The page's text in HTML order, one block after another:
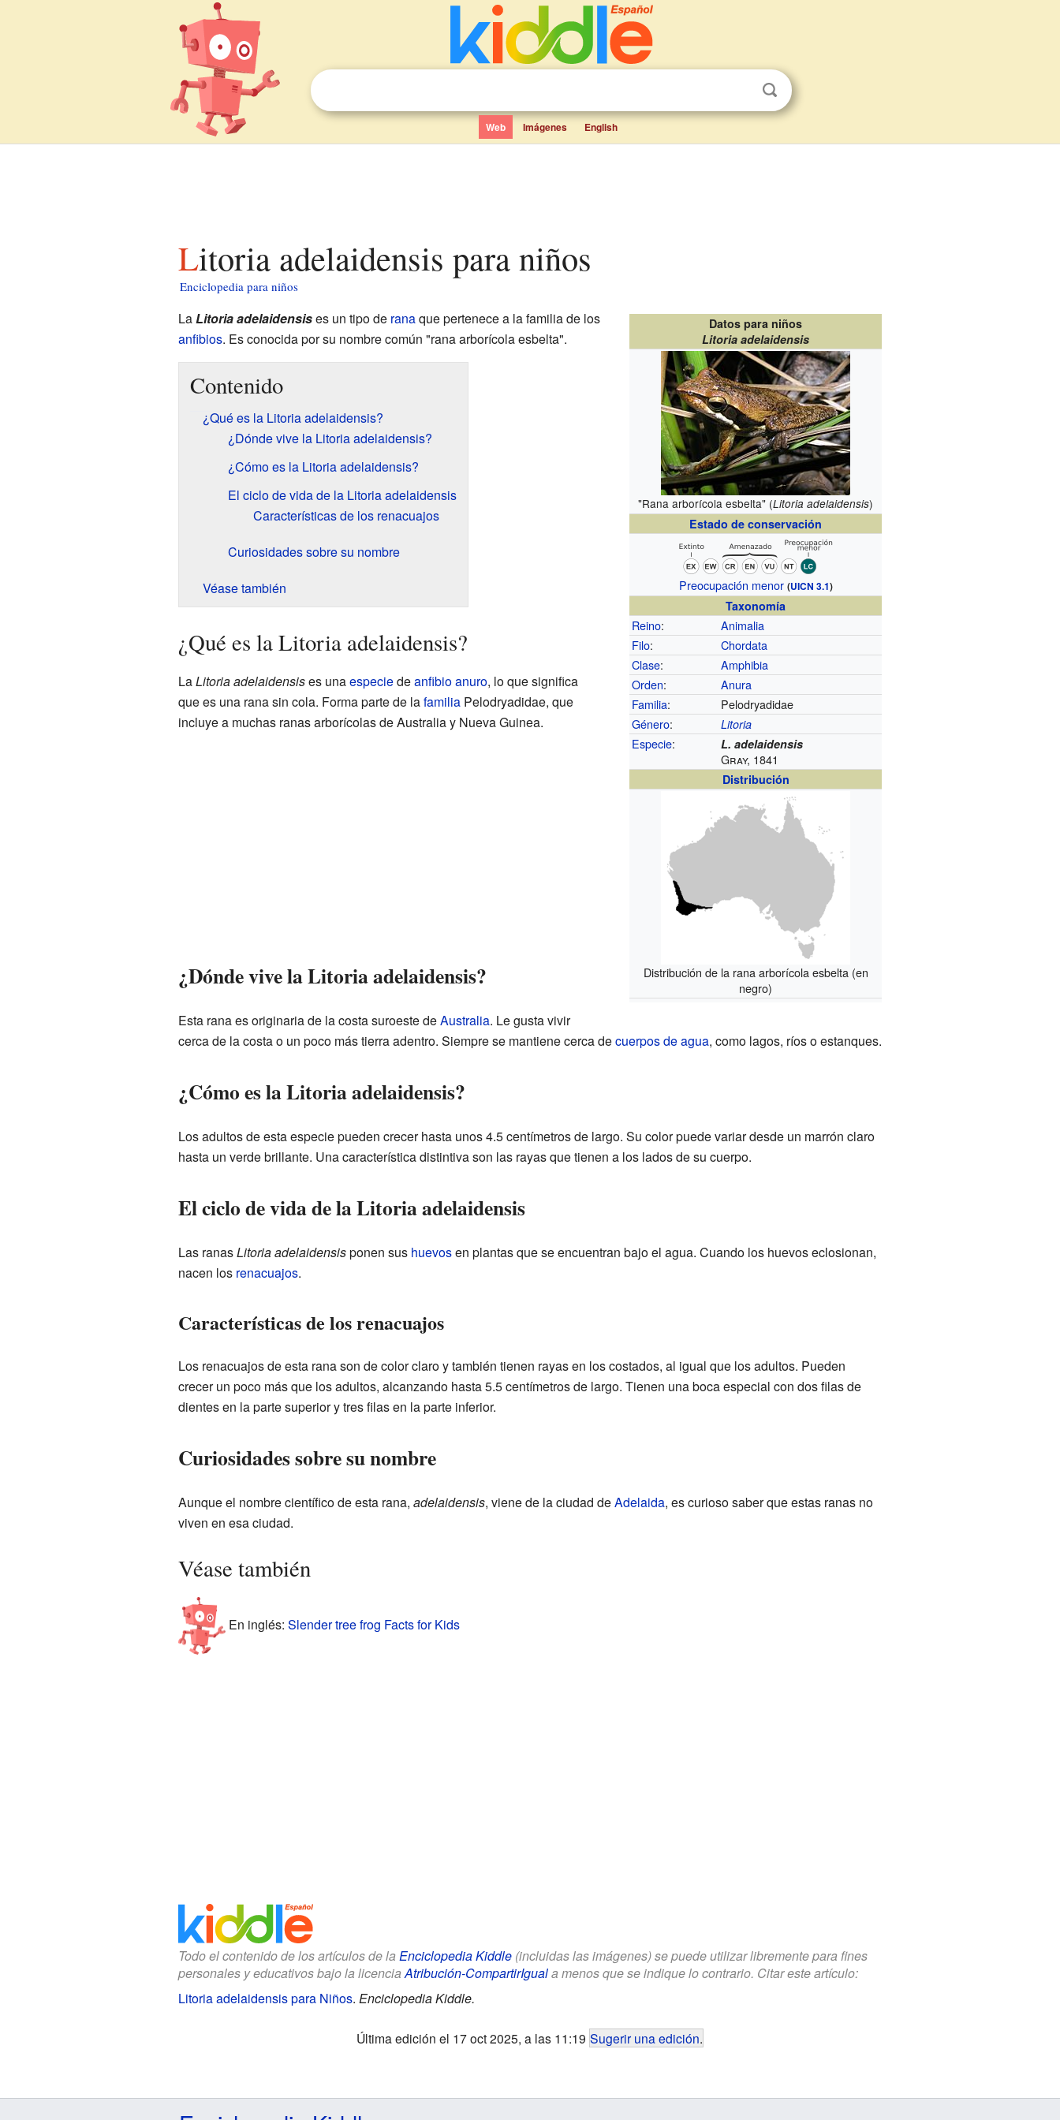
Web Imágenes English
Litoria adelaidensis para niños
Enciclopedia para niños
Datos para niños
Litoria adelaidensis
"Rana arborícola esbelta" (Litoria adelaidensis)
Estado de conservación
Preocupación menor (UICN 3.1)
Taxonomía
Reino:
Animalia
Filo:
Chordata
Clase:
Amphibia
Orden:
Anura
Familia:
Pelodryadidae
Género: Litoria
Especie: L. adelaidensis
Gray, 1841
Distribución
Distribución de la rana arborícola esbelta (en
negro)
LaLitoria adelaidensises un tipo de ranaque pertenece a la familia de los
anfibios. Es conocida por su nombre común "rana arborícola esbelta".
Contenido
¿Qué es la Litoria adelaidensis?
¿Dónde vive la Litoria adelaidensis?
¿Cómo es la Litoria adelaidensis?
El ciclo de vida de la Litoria adelaidensis
Características de los renacuajos
Curiosidades sobre su nombre
Véase también
¿Qué es la Litoria adelaidensis?
LaLitoria adelaidensises unaespeciedeanfibioanuro, lo que significa
que es una rana sin cola. Forma parte de lafamiliaPelodryadidae, que
incluye a muchas ranas arborícolas de Australia y Nueva Guinea.
¿Dónde vive la Litoria adelaidensis?
Esta rana es originaria de la costa suroeste deAustralia. Le gusta vivir
cerca de la costa o un poco más tierra adentro. Siempre se mantiene cerca decuerpos de agua, como lagos, ríos o estanques.
¿Cómo es la Litoria adelaidensis?
Los adultos de esta especie pueden crecer hasta unos 4.5 centímetros de largo. Su color puede variar desde un marrón claro
hasta un verde brillante. Una característica distintiva son las rayas que tienen a los lados de su cuerpo.
El ciclo de vida de la Litoria adelaidensis
Las ranasLitoria adelaidensisponen sus huevosen plantas que se encuentran bajo el agua. Cuando los huevos eclosionan,
nacen los renacuajos.
Características de los renacuajos
Los renacuajos de esta rana son de color claro y también tienen rayas en los costados, al igual que los adultos. Pueden
crecer un poco más que los adultos, alcanzando hasta 5.5 centímetros de largo. Tienen una boca especial con dos filas de
dientes en la parte superior y tres filas en la parte inferior.
Curiosidades sobre su nombre
Aunque el nombre científico de esta rana, adelaidensis, viene de la ciudad deAdelaida, es curioso saber que estas ranas no
viven en esa ciudad.
Véase también
En inglés: Slender tree frog Facts for Kids
Todo el contenido de los artículos de la Enciclopedia Kiddle(incluidas las imágenes) se puede utilizar libremente para fines
personales y educativos bajo la licenciaAtribución-CompartirIguala menos que se indique lo contrario. Citar este artículo:
Litoria adelaidensis para Niños. Enciclopedia Kiddle.
Última edición el 17 oct 2025, a las 11:19 Sugerir una edición.